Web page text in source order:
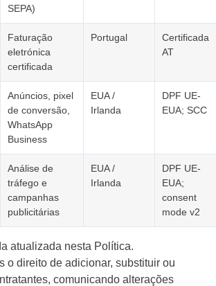
SEPA)
Faturação
eletrónica
certificada
Portugal
Certificada
AT
Anúncios, pixel
de conversão,
WhatsApp
Business
EUA /
Irlanda
DPF UE-
EUA; SCC
Análise de
tráfego e
campanhas
publicitárias
EUA /
Irlanda
DPF UE-
EUA;
consent
mode v2
atualizada nesta Política.
o direito de adicionar, substituir ou
comunicando alterações